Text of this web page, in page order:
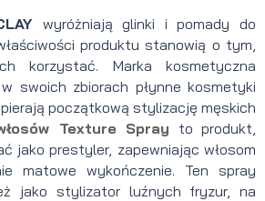
wyróżniają glinki i pomady do
produktu stanowią o tym,
korzystać. Marka kosmetyczna
swoich zbiorach płynne kosmetyki
początkową stylizację męskich
Texture Spray to produkt,
jako prestyler, zapewniając włosom
matowe wykończenie. Ten spray
jako stylizator luźnych fryzur, na